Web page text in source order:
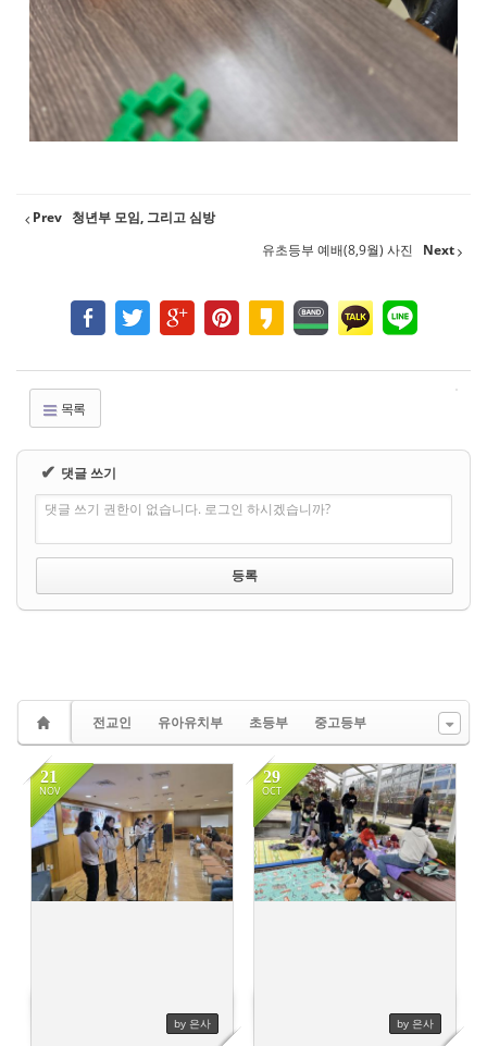
Prev 청년부 모임, 그리고 심방
유초등부 예배(8,9월) 사진
Next
목록
✔ 댓글 쓰기
댓글 쓰기 권한이 없습니다. 로그인 하시겠습니까?
전교인 유아유치부 초등부 중고등부
21
NOV
by 은사
327
29
OCT
by 은사
304